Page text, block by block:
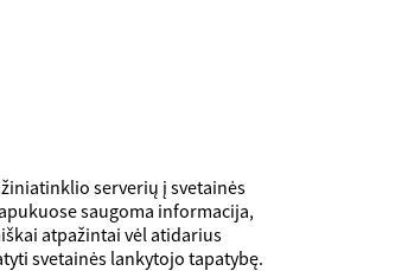
serverių į svetainės
saugoma informacija,
atpažintai vėl atidarius
svetainės lankytojo tapatybę.